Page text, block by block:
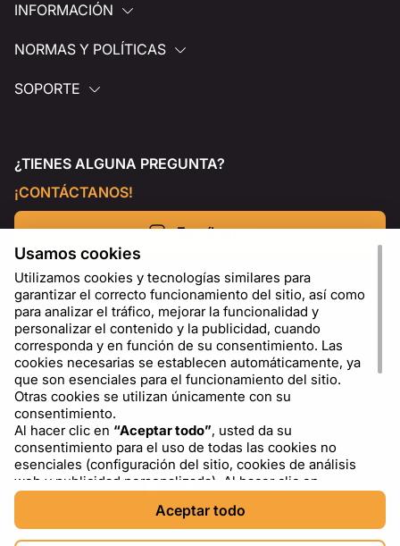
INFORMACIÓN
NORMAS Y POLÍTICAS
SOPORTE
¿TIENES ALGUNA PREGUNTA?
¡CONTÁCTANOS!
Escríbenos
ES USD - US Dollar ($)
Usamos cookies
Utilizamos cookies y tecnologías similares para
garantizar el correcto funcionamiento del sitio, así como
para analizar el tráfico, mejorar la funcionalidad y
personalizar el contenido y la publicidad, cuando
corresponda y en función de su consentimiento. Las
cookies necesarias se establecen automáticamente, ya
que son esenciales para el funcionamiento del sitio.
Otras cookies se utilizan únicamente con su
consentimiento.
Al hacer clic en “Aceptar todo”, usted da su
consentimiento para el uso de todas las cookies no
esenciales (configuración del sitio, cookies de análisis
web y publicidad personalizada). Al hacer clic en
“Rechazar todo”
las cookies necesarias. Al hacer clic en
de cookies”, puede elegir qué categorías de cookies
Aceptar todo